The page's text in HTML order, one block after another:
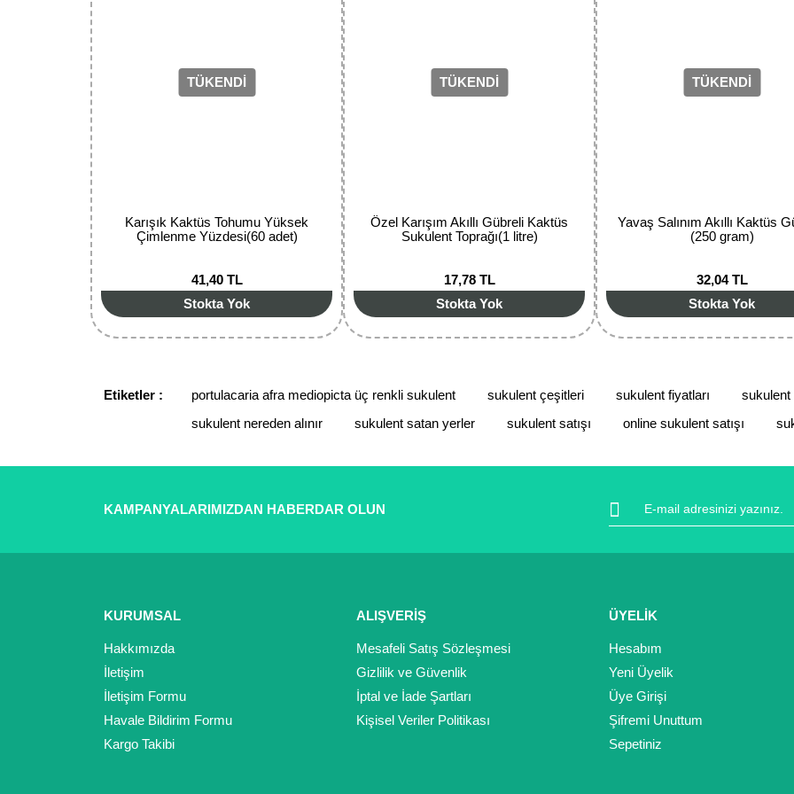
Bu ürüne benzer farklı alternatifler olmalı.
Gönder
TÜKENDİ
Karışık Kaktüs Tohumu Yüksek
Çimlenme Yüzdesi(60 adet)
41,40 TL
Stokta Yok
TÜKENDİ
Özel Karışım Akıllı Gübreli Kaktüs
Sukulent Toprağı(1 litre)
17,78 TL
Stokta Yok
TÜKENDİ
Yavaş Salınım Akıllı Kaktüs
(250 gram)
32,04 TL
Stokta Yok
Etiketler : portulacaria afra mediopicta üç renkli sukulent sukulent çeşitleri sukulent fiyatları sukulent
sukulent nereden alınır
sukulent satan yerler sukulent satışı online sukulent satışı
KAMPANYALARIMIZDAN HABERDAR OLUN
KURUMSAL
Hakkımızda
İletişim
İletişim Formu
Havale Bildirim Formu
Kargo Takibi
ALIŞVERİŞ
Mesafeli Satış Sözleşmesi
Gizlilik ve Güvenlik
İptal ve İade Şartları
Kişisel Veriler Politikası
ÜYELİK
Hesabım
Yeni Üyelik
Üye Girişi
Şifremi Unuttum
Sepetiniz